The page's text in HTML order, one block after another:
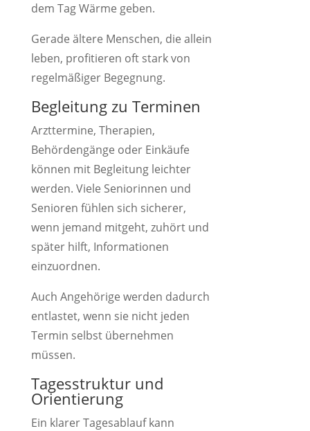
dem Tag Wärme geben.
Gerade ältere Menschen, die allein
leben, profitieren oft stark von
regelmäßiger Begegnung.
Begleitung zu Terminen
Arzttermine, Therapien,
Behördengänge oder Einkäufe
können mit Begleitung leichter
werden. Viele Seniorinnen und
Senioren fühlen sich sicherer,
wenn jemand mitgeht, zuhört und
später hilft, Informationen
einzuordnen.
Auch Angehörige werden dadurch
entlastet, wenn sie nicht jeden
Termin selbst übernehmen
müssen.
Tagesstruktur und
Orientierung
Ein klarer Tagesablauf kann